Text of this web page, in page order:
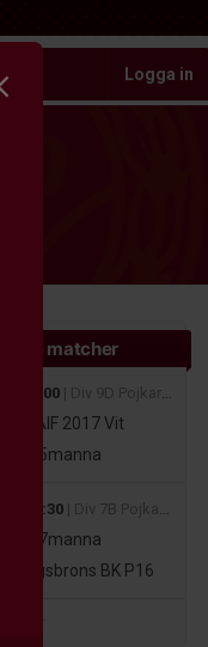
Logga in
matcher
10:00 | Div 9D Pojkar Höst Medelpad 2026
AIF 2017 Vit
5manna
11:30 | Div 7B Pojkar Höst Medelpad 2026
7manna
BK P16